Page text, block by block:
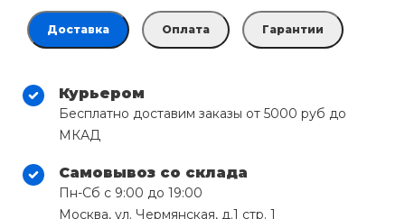
Доставка Оплата Гарантии
Курьером
Бесплатно доставим заказы от 5000 руб до
МКАД
Самовывоз со склада
Пн-Сб с 9:00 до 19:00
Москва, ул. Чермянская, д.1 стр. 1